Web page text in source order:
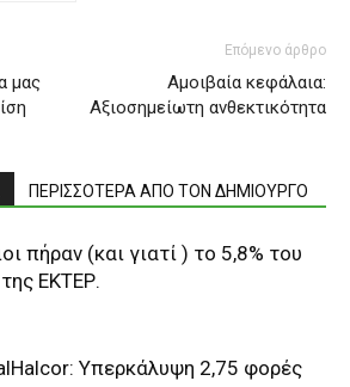
μας
Επόμενο άρθρο
Αμοιβαία κεφάλαια:
Αξιοσημείωτη ανθεκτικότητα
ΠΕΡΙΣΣΟΤΕΡΑ ΑΠΟ ΤΟΝ ΔΗΜΙΟΥΡΓΟ
πήραν (και γιατί ) το 5,8% του
ΕΚΤΕΡ.
Υπερκάλυψη 2,75 φορές